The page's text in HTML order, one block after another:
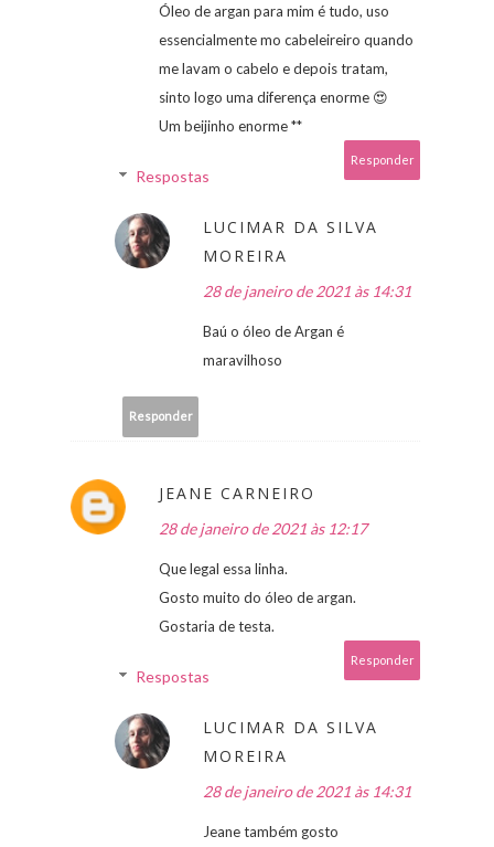
Óleo de argan para mim é tudo, uso
essencialmente mo cabeleireiro quando
me lavam o cabelo e depois tratam,
sinto logo uma diferença enorme 😍
Um beijinho enorme **
Responder
Respostas
LUCIMAR DA SILVA
MOREIRA
28 de janeiro de 2021 às 14:31
Baú o óleo de Argan é
maravilhoso
Responder
JEANE CARNEIRO
28 de janeiro de 2021 às 12:17
Que legal essa linha.
Gosto muito do óleo de argan.
Gostaria de testa.
Responder
Respostas
LUCIMAR DA SILVA
MOREIRA
28 de janeiro de 2021 às 14:31
Jeane também gosto